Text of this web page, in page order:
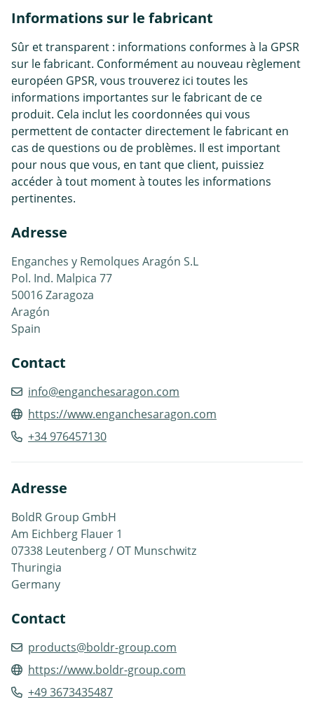
Informations sur le fabricant
Sûr et transparent : informations conformes à la GPSR
sur le fabricant. Conformément au nouveau règlement
européen GPSR, vous trouverez ici toutes les
informations importantes sur le fabricant de ce
produit. Cela inclut les coordonnées qui vous
permettent de contacter directement le fabricant en
cas de questions ou de problèmes. Il est important
pour nous que vous, en tant que client, puissiez
accéder à tout moment à toutes les informations
pertinentes.
Adresse
Enganches y Remolques Aragón S.L
Pol. Ind. Malpica 77
50016 Zaragoza
Aragón
Spain
Contact
info@enganchesaragon.com
https://www.enganchesaragon.com
+34 976457130
Adresse
BoldR Group GmbH
Am Eichberg Flauer 1
07338 Leutenberg / OT Munschwitz
Thuringia
Germany
Contact
products@boldr-group.com
https://www.boldr-group.com
+49 3673435487